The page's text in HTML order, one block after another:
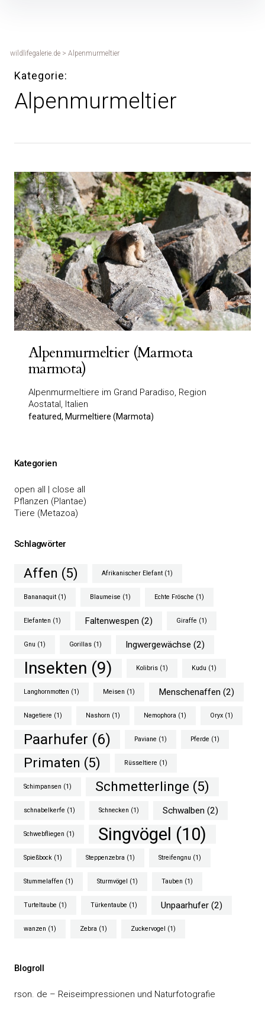
wildlifegalerie.de > Alpenmurmeltier
Kategorie
Alpenmurmeltier
Alpenmurmeltier (Marmota
marmota)
Alpenmurmeltiere im Grand Paradiso, Region
Aostatal, Italien
featured, Murmeltiere (Marmota)
Kategorien
open all | close all
Pflanzen (Plantae)
Tiere (Metazoa)
Schlagwörter
Affen (5) Afrikanischer Elefant (1)
Bananaquit (1) Blaumeise (1) Echte Frösche (1)
Elefanten (1) Faltenwespen (2) Giraffe (1)
Gnu (1) Gorillas (1) Ingwergewächse (2)
Insekten (9) Kolibris (1) Kudu (1)
Langhornmotten (1) Meisen (1) Menschenaffen (2)
Nagetiere (1) Nashorn (1) Nemophora (1) Oryx (1)
Paarhufer (6) Paviane (1) Pferde (1)
Primaten (5) Rüsseltiere (1)
Schimpansen (1) Schmetterlinge (5)
schnabelkerfe (1) Schnecken (1) Schwalben (2)
Schwebfliegen (1) Singvögel (10)
Spießbock (1) Steppenzebra (1) Streifengnu (1)
Stummelaffen (1) Sturmvögel (1) Tauben (1)
Turteltaube (1) Türkentaube (1) Unpaarhufer (2)
wanzen (1) Zebra (1) Zuckervogel (1)
Blogroll
rson. de – Reiseimpressionen und Naturfotografie